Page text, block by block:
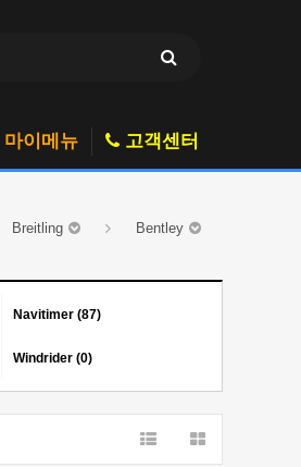
마이메뉴 고객센터
Breitling Bentley
Navitimer (87)
Windrider (0)